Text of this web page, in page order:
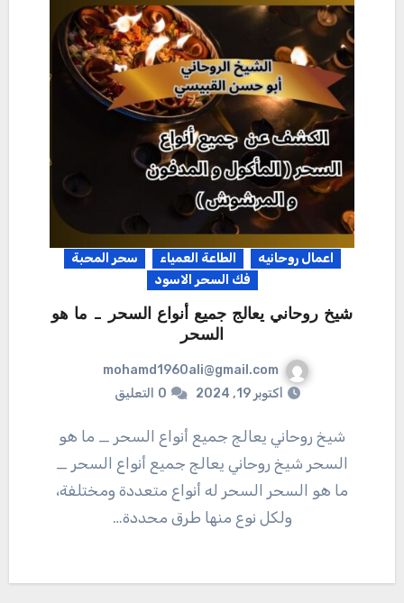
اعمال روحانيه الطاعة العمياء
سحر المحبة
فك السحر الاسود
شيخ روحاني يعالج جميع أنواع السحر _ ما هو
السحر
mohamd1960ali@gmail.com
أكتوبر 19, 2024
0 التعليق
شيخ روحاني يعالج جميع أنواع السحر _ ما هو
السحر شيخ روحاني يعالج جميع أنواع السحر _
ما هو السحر السحر له أنواع متعددة ومختلفة،
ولكل نوع منها طرق محددة…